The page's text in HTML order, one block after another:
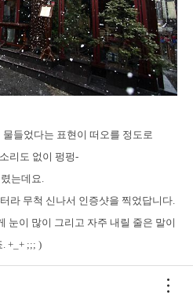
들었다는 표현이 떠오를 정도로
리도 없이 펑펑-
는데요.
라 무척 신나서 인증샷을 찍었답니다.
눈이 많이 그리고 자주 내릴 줄은 말이
. +_+ ;;; )